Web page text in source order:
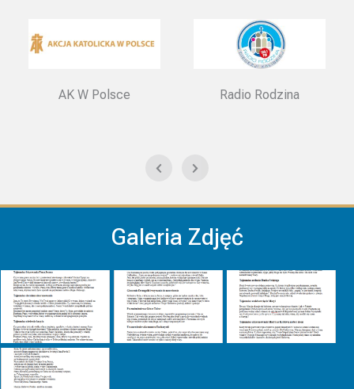
AK W Polsce Radio Rodzina
Galeria Zdjęć